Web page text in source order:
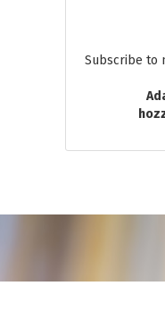
Subscribe to